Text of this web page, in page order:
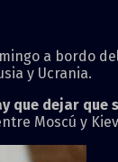
a bordo
y Ucrania.
que dejar
Moscú y